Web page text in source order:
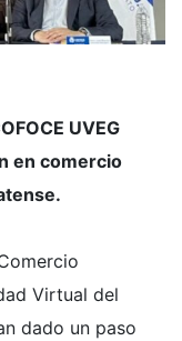
UVEG
en comercio
Virtual del
dado un paso